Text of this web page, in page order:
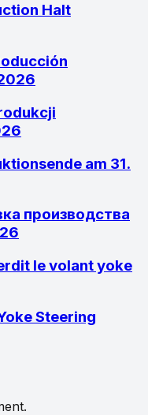
Halt
am 31.
производства
le volant yoke
Steering